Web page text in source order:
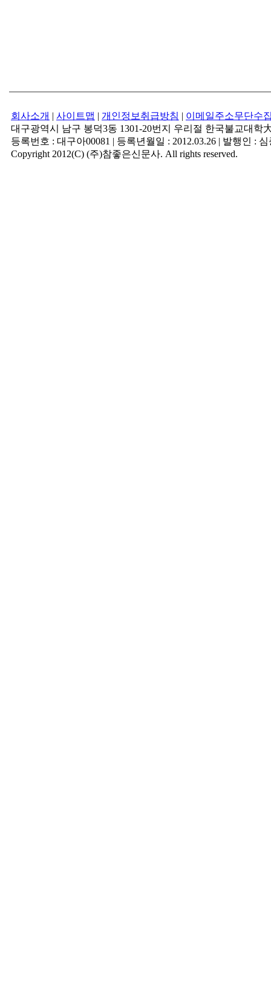
회사소개 | 사이트맵 | 개인정보취급방침 | 이메일주소무단수
대구광역시 남구 봉덕3동 1301-20번지 우리절 한국불교대학
등록번호 : 대구아00081 | 등록년월일 : 2012.03.26 | 발행인 :
Copyright 2012(C) (주)참좋은신문사. All rights reserved.